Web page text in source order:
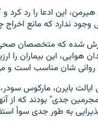
این ادعا را رد کرد
ندارد که مانع اخراج
شده که متخصصان
هوایی، این بیماران را
شان مناسب است و
بایرن، مارکوس
جدی" بودند که از
پذیرایی به طور جدی سوأ